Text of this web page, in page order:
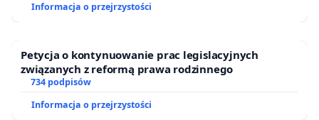
Informacja o przejrzystości
Petycja o kontynuowanie prac legislacyjnych
związanych z reformą prawa rodzinnego
734 podpisów
Informacja o przejrzystości